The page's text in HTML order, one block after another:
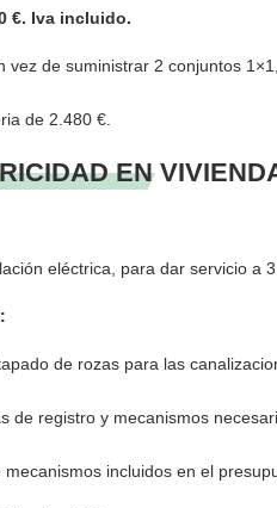
€. Iva incluido.
vez de suministrar 2 conjuntos
de 2.480 €.
EN
eléctrica, para dar servicio a
de rozas para las
de registro y mecanismos
mecanismos incluidos en el